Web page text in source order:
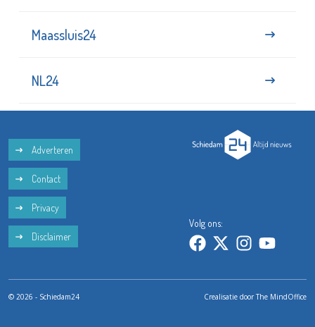
Maassluis24
NL24
Adverteren
Contact
Privacy
Disclaimer
Volg ons:
© 2026 - Schiedam24 Crealisatie doorThe MindOffice